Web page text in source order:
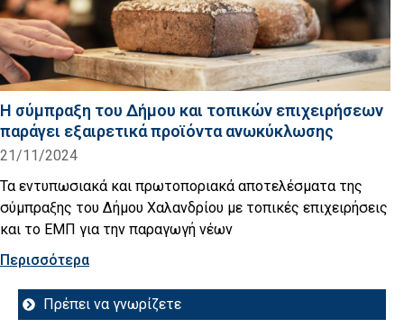
Η σύμπραξη του Δήμου και τοπικών επιχειρήσεων
παράγει εξαιρετικά προϊόντα ανωκύκλωσης
21/11/2024
Τα εντυπωσιακά και πρωτοποριακά αποτελέσματα της
σύμπραξης του Δήμου Χαλανδρίου με τοπικές επιχειρήσεις
και το ΕΜΠ για την παραγωγή νέων
Περισσότερα
Πρέπει να γνωρίζετε